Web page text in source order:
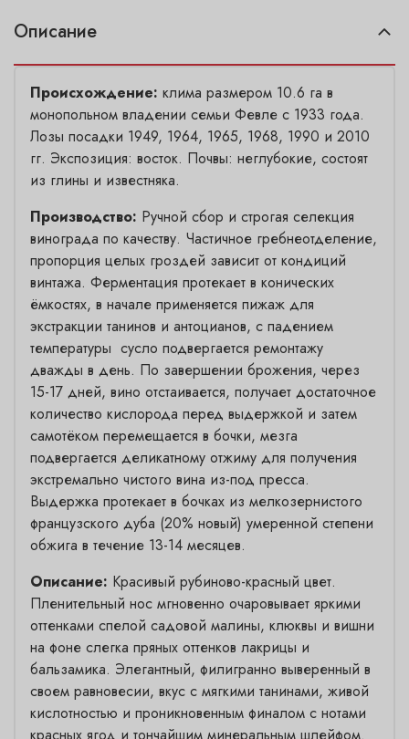
Описание
Происхождение: клима размером 10.6 га в
монопольном владении семьи Февле с 1933 года.
Лозы посадки 1949, 1964, 1965, 1968, 1990 и 2010
гг. Экспозиция: восток. Почвы: неглубокие, состоят
из глины и известняка.
Производство: Ручной сбор и строгая селекция
винограда по качеству. Частичное гребнеотделение,
пропорция целых гроздей зависит от кондиций
винтажа. Ферментация протекает в конических
ёмкостях, в начале применяется пижаж для
экстракции танинов и антоцианов, с падением
температуры сусло подвергается ремонтажу
дважды в день. По завершении брожения, через
15-17 дней, вино отстаивается, получает достаточное
количество кислорода перед выдержкой и затем
самотёком перемещается в бочки, мезга
подвергается деликатному отжиму для получения
экстремально чистого вина из-под пресса.
Выдержка протекает в бочках из мелкозернистого
французского дуба (20% новый) умеренной степени
обжига в течение 13-14 месяцев.
Описание: Красивый рубиново-красный цвет.
Пленительный нос мгновенно очаровывает яркими
оттенками спелой садовой малины, клюквы и вишни
на фоне слегка пряных оттенков лакрицы и
бальзамика. Элегантный, филигранно выверенный в
своем равновесии, вкус с мягкими танинами, живой
кислотностью и проникновенным финалом с нотами
красных ягод и тончайшим минеральным шлейфом.